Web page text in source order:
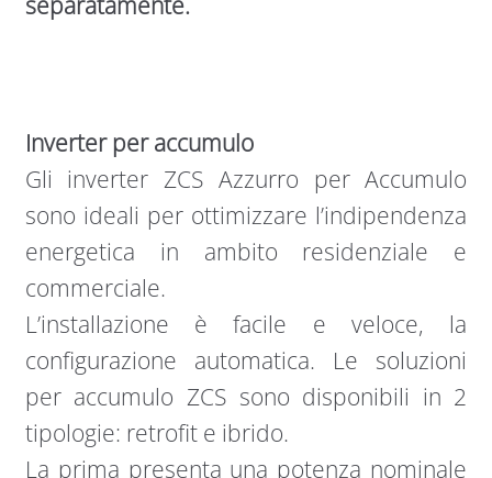
Inverter per accumulo
Gli inverter ZCS Azzurro per Accumulo
sono ideali per ottimizzare l’indipendenza
energetica in ambito residenziale e
commerciale.
L’installazione è facile e veloce, la
configurazione automatica. Le soluzioni
per accumulo ZCS sono disponibili in 2
tipologie: retrofit e ibrido.
La prima presenta una potenza nominale